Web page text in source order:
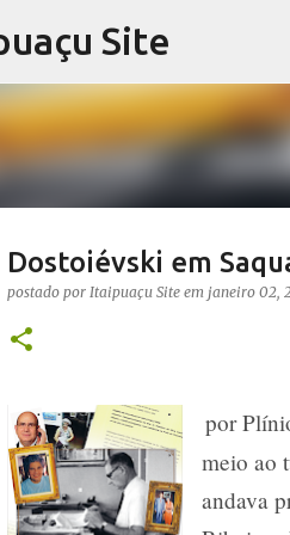
Site
Dostoiévski em
postado por Itaipuaçu Site em janeiro 02,
por
meio ao
andava